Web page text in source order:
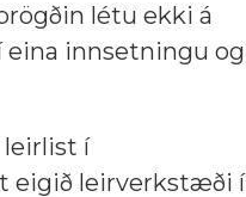
létu ekki á
eina innsetningu og
leirlist í
eigið leirverkstæði í